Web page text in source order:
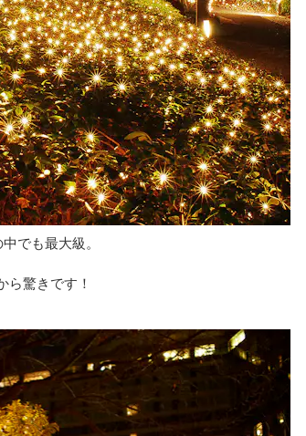
でも最大級。
ら驚きです！